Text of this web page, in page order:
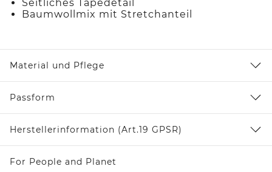
Seitliches Tapedetail
Baumwollmix mit Stretchanteil
Material und Pflege
Passform
Herstellerinformation (Art.19 GPSR)
For People and Planet